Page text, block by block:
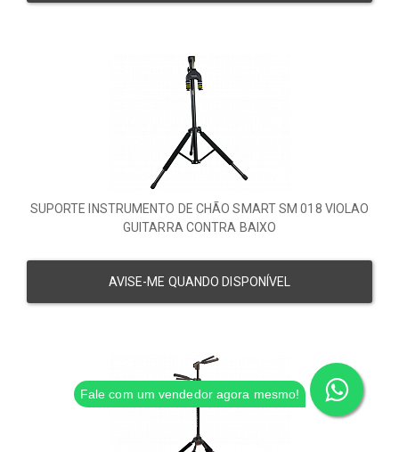
SUPORTE INSTRUMENTO DE CHÃO SMART SM 018 VIOLAO
GUITARRA CONTRA BAIXO
AVISE-ME QUANDO DISPONÍVEL
Fale com um vendedor agora mesmo!